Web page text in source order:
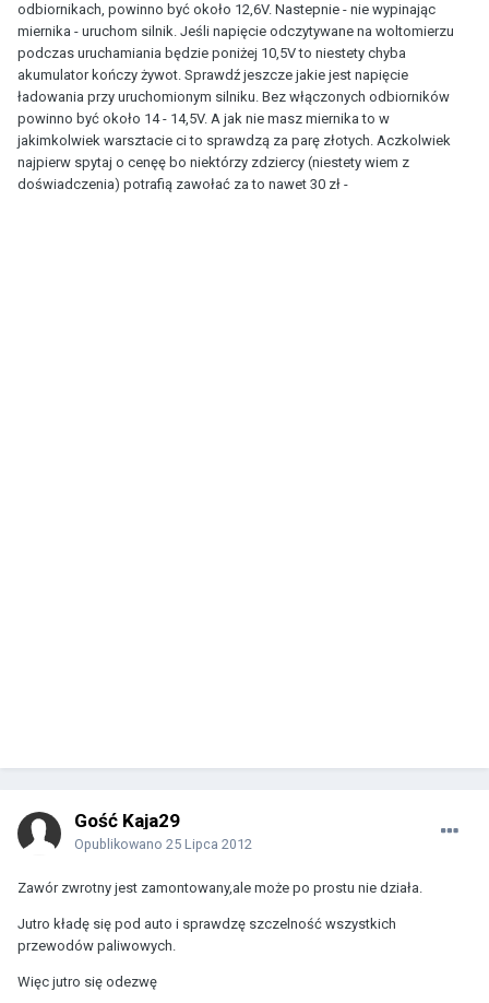
odbiornikach, powinno być około 12,6V. Nastepnie - nie wypinając
miernika - uruchom silnik. Jeśli napięcie odczytywane na woltomierzu
podczas uruchamiania będzie poniżej 10,5V to niestety chyba
akumulator kończy żywot. Sprawdź jeszcze jakie jest napięcie
ładowania przy uruchomionym silniku. Bez włączonych odbiorników
powinno być około 14 - 14,5V. A jak nie masz miernika to w
jakimkolwiek warsztacie ci to sprawdzą za parę złotych. Aczkolwiek
najpierw spytaj o cenęę bo niektórzy zdziercy (niestety wiem z
doświadczenia) potrafią zawołać za to nawet 30 zł -
Gość Kaja29
Opublikowano 25 Lipca 2012
Zawór zwrotny jest zamontowany,ale może po prostu nie działa.
Jutro kładę się pod auto i sprawdzę szczelność wszystkich
przewodów paliwowych.
Więc jutro się odezwę